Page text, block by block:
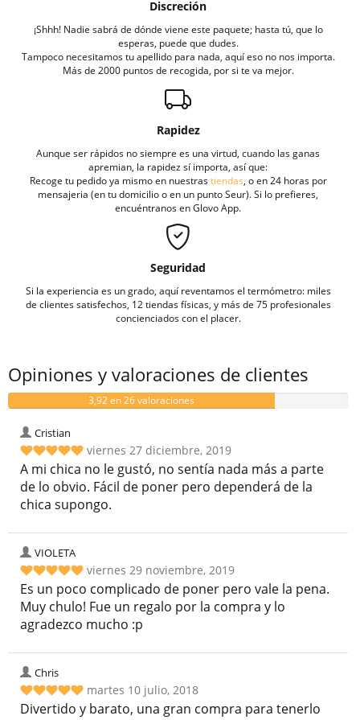
Discreción
¡Shhh! Nadie sabrá de dónde viene este paquete; hasta tú, que lo
esperas, puede que dudes.
Tampoco necesitamos tu apellido para nada, aquí eso no nos importa.
Más de 2000 puntos de recogida, por si te va mejor.
Rapidez
Aunque ser rápidos no siempre es una virtud, cuando las ganas
apremian, la rapidez sí importa, así que:
Recoge tu pedido ya mismo en nuestrastiendas, o en 24 horas por
mensajeria (en tu domicilio o en un punto Seur). Si lo prefieres,
encuéntranos en Glovo App.
Seguridad
Si la experiencia es un grado, aquí reventamos el termómetro: miles
de clientes satisfechos, 12 tiendas físicas, y más de 75 profesionales
concienciados con el placer.
Opiniones y valoraciones de clientes
3,92 en 26 valoraciones
Cristian
viernes 27 diciembre, 2019
A mi chica no le gustó, no sentía nada más a parte
de lo obvio. Fácil de poner pero dependerá de la
chica supongo.
VIOLETA
viernes 29 noviembre, 2019
Es un poco complicado de poner pero vale la pena.
Muy chulo! Fue un regalo por la compra y lo
agradezco mucho :p
Chris
martes 10 julio, 2018
Divertido y barato, una gran compra para tenerlo